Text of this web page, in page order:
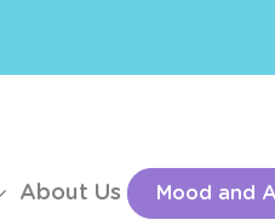
About Us Mood and